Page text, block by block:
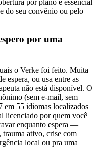
do seu convênio ou pelo
por uma
o Verke foi feito. Muita
espera, ou usa entre as
não está disponível. O
(sem e-mail, sem
em 55 idiomas localizados
licenciado por quem você
enquanto espera —
trauma ativo, crise com
local ou pra uma